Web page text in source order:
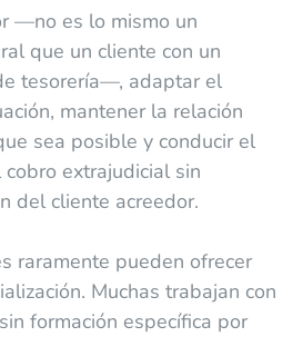
—no es lo mismo un
que un cliente con un
tesorería—, adaptar el
mantener la relación
sea posible y conducir el
extrajudicial sin
del cliente acreedor.
raramente pueden ofrecer
Muchas trabajan con
formación específica por